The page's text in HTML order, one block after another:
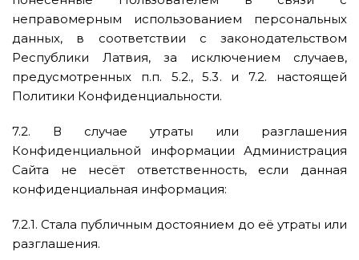
неправомерным использованием персональных
данных, в соответствии с законодательством
Республики Латвия, за исключением случаев,
предусмотренных п.п. 5.2., 5.3. и 7.2. настоящей
Политики Конфиденциальности.
7.2. В случае утраты или разглашения
Конфиденциальной информации Администрация
Сайта не несёт ответственность, если данная
конфиденциальная информация:
7.2.1. Стала публичным достоянием до её утраты или
разглашения.